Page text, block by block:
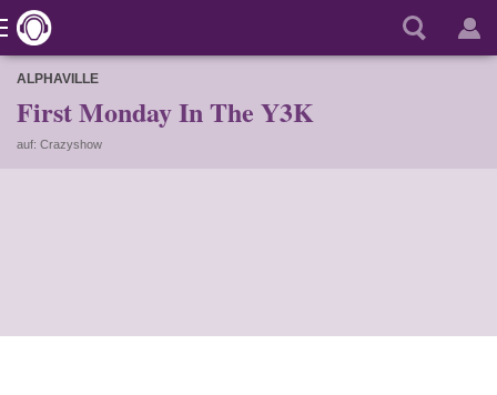
ALPHAVILLE
First Monday In The Y3K
auf: Crazyshow